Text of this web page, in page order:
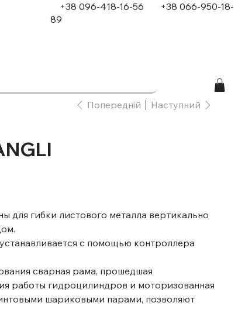
+38 096-418-16-56 +38 066-950-18-
89
Попередній Наступний
для гибки листового металла вертикально
с помощью контроллера
сварная рама, прошедшая
работы гидроцилиндров и моторизованная
шариковыми парами, позволяют